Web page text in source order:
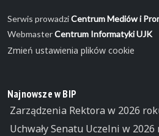
Serwis prowadziCentrum Mediów i
WebmasterCentrum Informatyki UJK
Zmień ustawienia plików cookie
Najnowsze w BIP
Zarządzenia Rektora w 2026
Uchwały Senatu Uczelni w 2026